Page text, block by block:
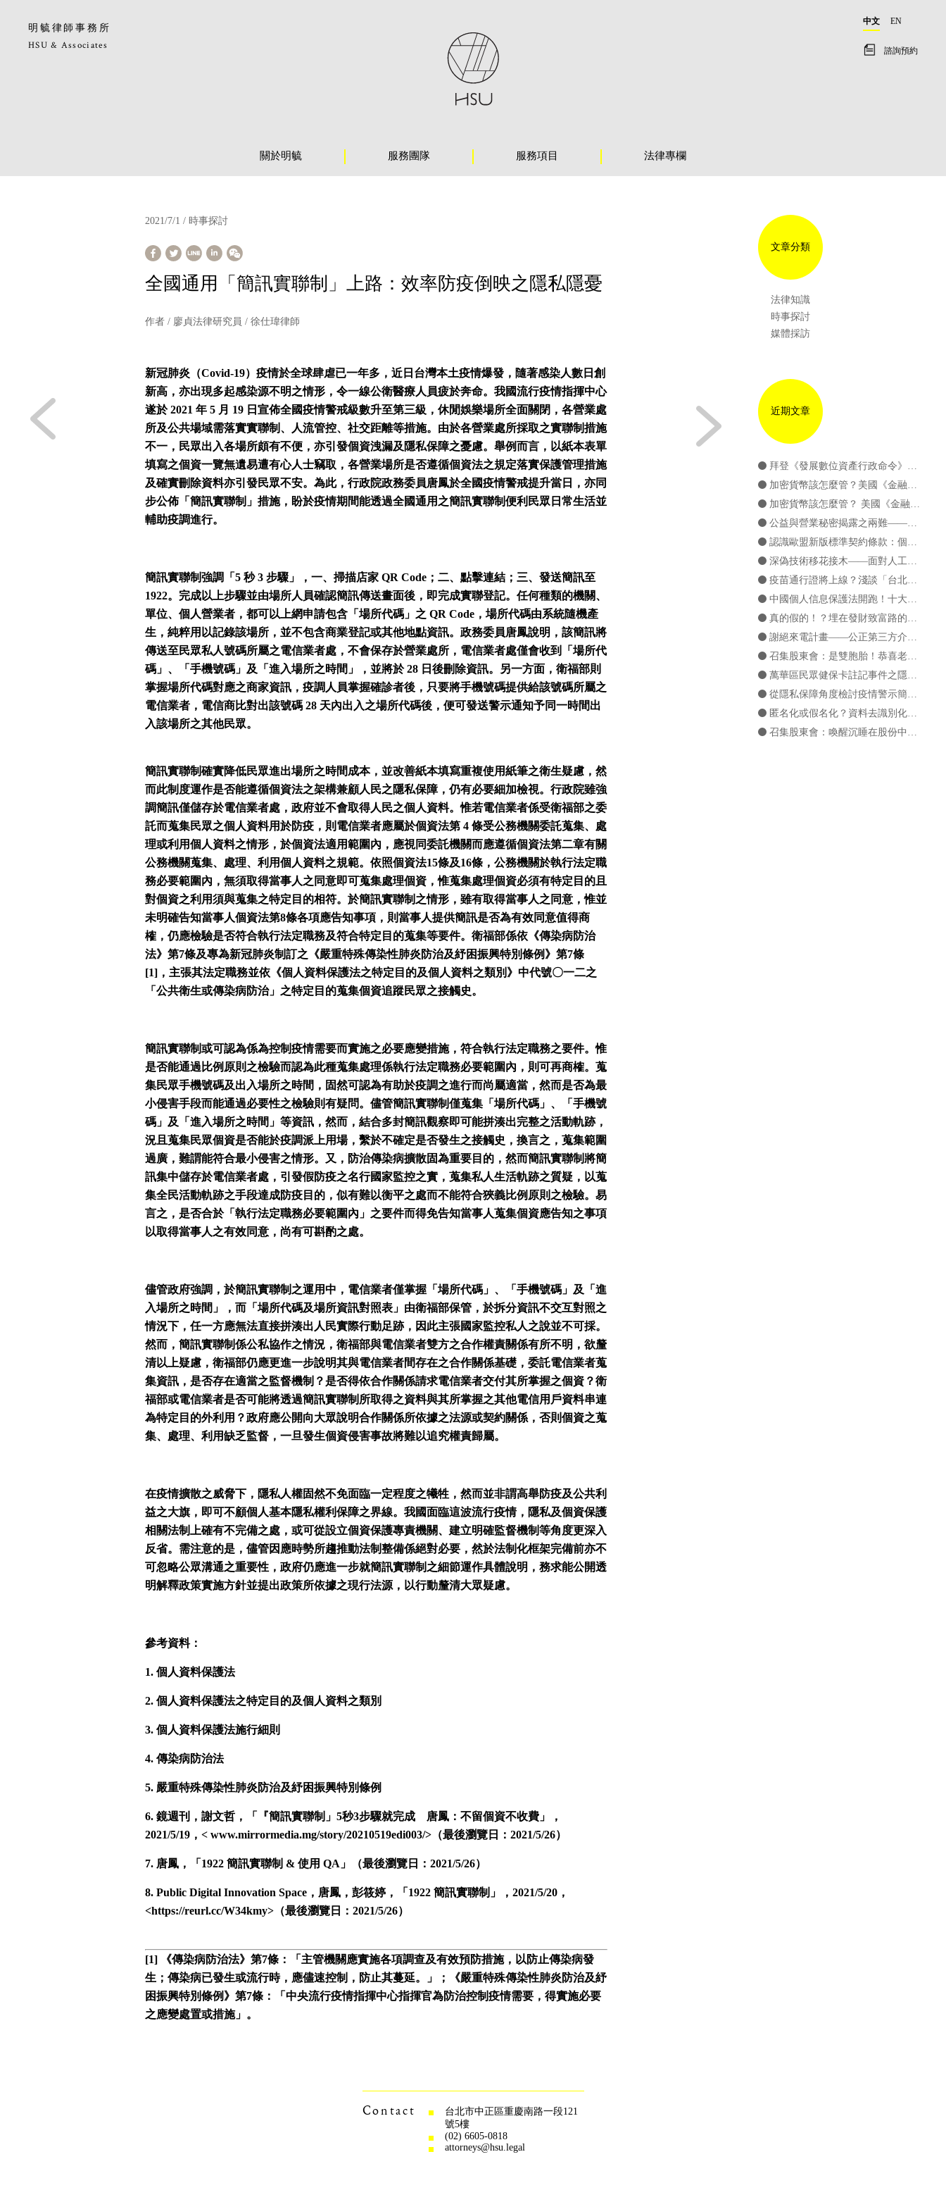
明毓律師事務所
HSU & Associates
中文 EN
諮詢預約
關於明毓 服務團隊 服務項目 法律專欄
2021/7/1 / 時事探討
全國通用「簡訊實聯制」上路：效率防疫倒映之隱私隱憂
作者 / 廖貞法律研究員 / 徐仕瑋律師
新冠肺炎（Covid-19）疫情於全球肆虐已一年多，近日台灣本土疫情爆發，隨著感染人數日創
新高，亦出現多起感染源不明之情形，令一線公衛醫療人員疲於奔命。我國流行疫情指揮中心
遂於 2021 年 5 月 19 日宣佈全國疫情警戒級數升至第三級，休閒娛樂場所全面關閉，各營業處
所及公共場域需落實實聯制、人流管控、社交距離等措施。由於各營業處所採取之實聯制措施
不一，民眾出入各場所頗有不便，亦引發個資洩漏及隱私保障之憂慮。舉例而言，以紙本表單
填寫之個資一覽無遺易遭有心人士竊取，各營業場所是否遵循個資法之規定落實保護管理措施
及確實刪除資料亦引發民眾不安。為此，行政院政務委員唐鳳於全國疫情警戒提升當日，亦同
步公佈「簡訊實聯制」措施，盼於疫情期間能透過全國通用之簡訊實聯制便利民眾日常生活並
輔助疫調進行。
簡訊實聯制強調「5 秒 3 步驟」，一、掃描店家 QR Code；二、點擊連結；三、發送簡訊至
1922。完成以上步驟並由場所人員確認簡訊傳送畫面後，即完成實聯登記。任何種類的機關、
單位、個人營業者，都可以上網申請包含「場所代碼」之 QR Code，場所代碼由系統隨機產
生，純粹用以記錄該場所，並不包含商業登記或其他地點資訊。政務委員唐鳳說明，該簡訊將
傳送至民眾私人號碼所屬之電信業者處，不會保存於營業處所，電信業者處僅會收到「場所代
碼」、「手機號碼」及「進入場所之時間」，並將於 28 日後刪除資訊。另一方面，衛福部則
掌握場所代碼對應之商家資訊，疫調人員掌握確診者後，只要將手機號碼提供給該號碼所屬之
電信業者，電信商比對出該號碼 28 天內出入之場所代碼後，便可發送警示通知予同一時間出
入該場所之其他民眾。
簡訊實聯制確實降低民眾進出場所之時間成本，並改善紙本填寫重複使用紙筆之衛生疑慮，然
而此制度運作是否能遵循個資法之架構兼顧人民之隱私保障，仍有必要細加檢視。行政院雖強
調簡訊僅儲存於電信業者處，政府並不會取得人民之個人資料。惟若電信業者係受衛福部之委
託而蒐集民眾之個人資料用於防疫，則電信業者應屬於個資法第 4 條受公務機關委託蒐集、處
理或利用個人資料之情形，於個資法適用範圍內，應視同委託機關而應遵循個資法第二章有關
公務機關蒐集、處理、利用個人資料之規範。依照個資法15條及16條，公務機關於執行法定職
務必要範圍內，無須取得當事人之同意即可蒐集處理個資，惟蒐集處理個資必須有特定目的且
對個資之利用須與蒐集之特定目的相符。於簡訊實聯制之情形，雖有取得當事人之同意，惟並
未明確告知當事人個資法第8條各項應告知事項，則當事人提供簡訊是否為有效同意值得商
榷，仍應檢驗是否符合執行法定職務及符合特定目的蒐集等要件。衛福部係依《傳染病防治
法》第7條及專為新冠肺炎制訂之《嚴重特殊傳染性肺炎防治及紓困振興特別條例》第7條
[1]，主張其法定職務並依《個人資料保護法之特定目的及個人資料之類別》中代號〇一二之
「公共衛生或傳染病防治」之特定目的蒐集個資追蹤民眾之接觸史。
簡訊實聯制或可認為係為控制疫情需要而實施之必要應變措施，符合執行法定職務之要件。惟
是否能通過比例原則之檢驗而認為此種蒐集處理係執行法定職務必要範圍內，則可再商榷。蒐
集民眾手機號碼及出入場所之時間，固然可認為有助於疫調之進行而尚屬適當，然而是否為最
小侵害手段而能通過必要性之檢驗則有疑問。儘管簡訊實聯制僅蒐集「場所代碼」、「手機號
碼」及「進入場所之時間」等資訊，然而，結合多封簡訊觀察即可能拼湊出完整之活動軌跡，
況且蒐集民眾個資是否能於疫調派上用場，繫於不確定是否發生之接觸史，換言之，蒐集範圍
過廣，難謂能符合最小侵害之情形。又，防治傳染病擴散固為重要目的，然而簡訊實聯制將簡
訊集中儲存於電信業者處，引發假防疫之名行國家監控之實，蒐集私人生活軌跡之質疑，以蒐
集全民活動軌跡之手段達成防疫目的，似有難以衡平之處而不能符合狹義比例原則之檢驗。易
言之，是否合於「執行法定職務必要範圍內」之要件而得免告知當事人蒐集個資應告知之事項
以取得當事人之有效同意，尚有可斟酌之處。
儘管政府強調，於簡訊實聯制之運用中，電信業者僅掌握「場所代碼」、「手機號碼」及「進
入場所之時間」，而「場所代碼及場所資訊對照表」由衛福部保管，於拆分資訊不交互對照之
情況下，任一方應無法直接拼湊出人民實際行動足跡，因此主張國家監控私人之說並不可採。
然而，簡訊實聯制係公私協作之情況，衛福部與電信業者雙方之合作權責關係有所不明，欲釐
清以上疑慮，衛福部仍應更進一步說明其與電信業者間存在之合作關係基礎，委託電信業者蒐
集資訊，是否存在適當之監督機制？是否得依合作關係請求電信業者交付其所掌握之個資？衛
福部或電信業者是否可能將透過簡訊實聯制所取得之資料與其所掌握之其他電信用戶資料串連
為特定目的外利用？政府應公開向大眾說明合作關係所依據之法源或契約關係，否則個資之蒐
集、處理、利用缺乏監督，一旦發生個資侵害事故將難以追究權責歸屬。
在疫情擴散之威脅下，隱私人權固然不免面臨一定程度之犧牲，然而並非謂高舉防疫及公共利
益之大旗，即可不顧個人基本隱私權利保障之界線。我國面臨這波流行疫情，隱私及個資保護
相關法制上確有不完備之處，或可從設立個資保護專責機關、建立明確監督機制等角度更深入
反省。需注意的是，儘管因應時勢所趨推動法制整備係絕對必要，然於法制化框架完備前亦不
可忽略公眾溝通之重要性，政府仍應進一步就簡訊實聯制之細節運作具體說明，務求能公開透
明解釋政策實施方針並提出政策所依據之現行法源，以行動釐清大眾疑慮。
參考資料：
1. 個人資料保護法
2. 個人資料保護法之特定目的及個人資料之類別
3. 個人資料保護法施行細則
4. 傳染病防治法
5. 嚴重特殊傳染性肺炎防治及紓困振興特別條例
6. 鏡週刊，謝文哲，「『簡訊實聯制」5秒3步驟就完成 唐鳳：不留個資不收費」，
2021/5/19，< www.mirrormedia.mg/story/20210519edi003/>（最後瀏覽日：2021/5/26）
7. 唐鳳，「1922 簡訊實聯制 & 使用 QA」 （最後瀏覽日：2021/5/26）
8. Public Digital Innovation Space，唐鳳，彭筱婷，「1922 簡訊實聯制」，2021/5/20，
<https://reurl.cc/W34kmy>（最後瀏覽日：2021/5/26）
[1] 《傳染病防治法》第7條：「主管機關應實施各項調查及有效預防措施，以防止傳染病發
生；傳染病已發生或流行時，應儘速控制，防止其蔓延。」；《嚴重特殊傳染性肺炎防治及紓
困振興特別條例》第7條：「中央流行疫情指揮中心指揮官為防治控制疫情需要，得實施必要
之應變處置或措施」。
文章分類
法律知識
時事探討
媒體採訪
近期文章
拜登《發展數位資產行政命令》簡介
加密貨幣該怎麼管？美國《金融創新責任法案》簡介（下篇）
加密貨幣該怎麼管？ 美國《金融創新責任法案》簡介（上篇）
公益與營業秘密揭露之兩難——簡介TRIPS Covid-19豁免提案
認識歐盟新版標準契約條款：個資國際傳輸新發展
深偽技術移花接木——面對人工智慧，個資法準備好了嗎？
疫苗通行證將上線？淺談「台北通app」之個資蒐用問題
中國個人信息保護法開跑！十大重點一次看！
真的假的！？埋在發財致富路的陷阱 ——淺談詐欺取財罪與非法吸金罪
謝絕來電計畫——公正第三方介入當事人同意機制之可行性？
召集股東會：是雙胞胎！恭喜老爺，賀喜夫人！？
萬華區民眾健保卡註記事件之隱私疑雲——兼談「剖析」之基本概念
從隱私保障角度檢討疫情警示簡訊：「細胞廣播」與「類細胞簡訊」之運用
匿名化或假名化？資料去識別化之概念釐清
召集股東會：喚醒沉睡在股份中的表決權
Contact
台北市中正區重慶南路一段121
號5樓
(02) 6605-0818
attorneys@hsu.legal